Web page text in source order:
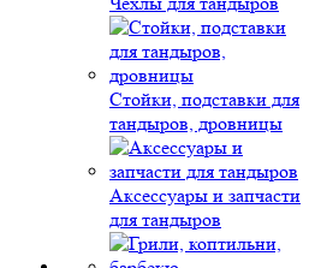
Стойки, подставки для
тандыров, дровницы
Аксессуары и запчасти
для тандыров